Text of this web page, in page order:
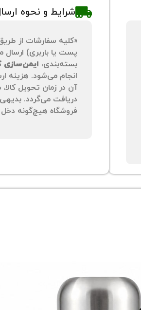
شرایط و نحوه
«کلیه سفارشات از
پست یا باربری) ارسال
بسته‌بندی، ایمن‌سازی
انجام می‌شود. هزینه
آن در زمان تحویل
دریافت می‌گردد.
فروشگاه هیچ‌گونه